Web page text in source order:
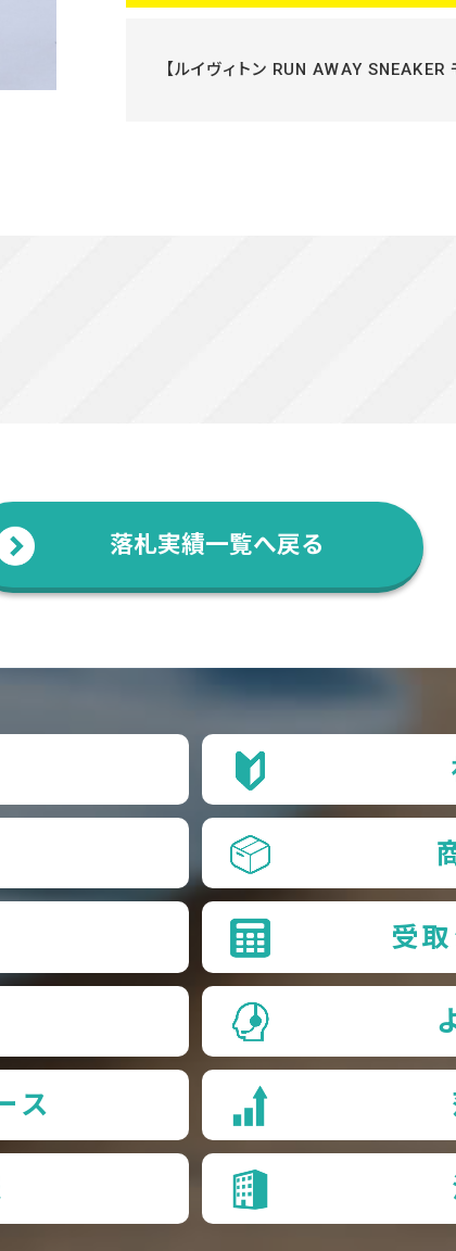
【ルイヴィトン RUN AWAY SNEAKER
落札実績一覧へ戻る
受
ス